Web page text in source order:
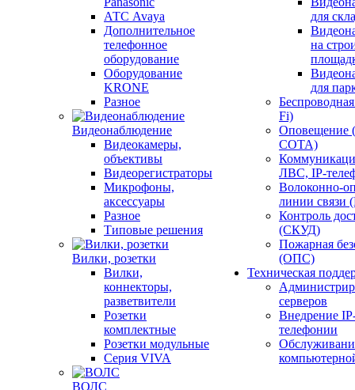
АТС Avaya
Дополнительное
телефонное
оборудование
Оборудование
KRONE
Разное
Видеонаблюдение
Видеокамеры,
объективы
Видеорегистраторы
Микрофоны,
аксессуары
Разное
Типовые решения
Вилки, розетки
Вилки,
коннекторы,
разветвители
Розетки
комплектные
Розетки модульные
Серия VIVA
ВОЛС
для
на
для
Fi)
СОТА)
ЛВС, IP-
Волоконно-
линии
Контроль
(СКУД)
Пожарная
(ОПС)
Техническая
серверов
Внедрение
телефонии